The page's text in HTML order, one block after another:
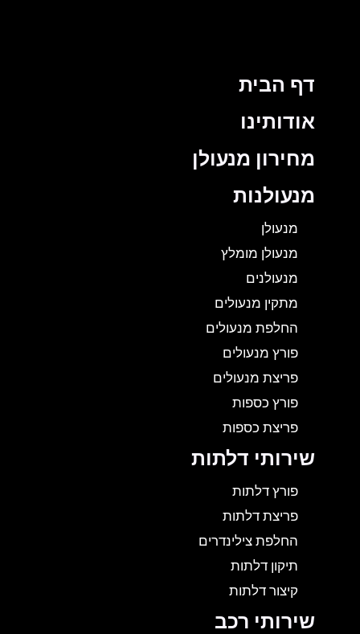
דף הבית
אודותינו
מחירון מנעולן
מנעולנות
מנעולן
מנעולן מומלץ
מנעולנים
מתקין מנעולים
החלפת מנעולים
פורץ מנעולים
פריצת מנעולים
פורץ כספות
פריצת כספות
שירותי דלתות
פורץ דלתות
פריצת דלתות
החלפת צילינדרים
תיקון דלתות
קיצור דלתות
שירותי רכב